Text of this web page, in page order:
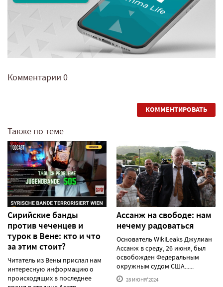
Комментарии 0
КОММЕНТИРОВАТЬ
Также по теме
Сирийские банды
против чеченцев и
турок в Вене: кто и что
за этим стоит?
Читатель из Вены прислал нам
интересную информацию о
происходящих в последнее
Ассанж на свободе: нам
нечему радоваться
Основатель WikiLeaks Джулиан
Ассанж в среду, 26 июня, был
освобожден Федеральным
окружным судом США......
28 ИЮНЯ'2024